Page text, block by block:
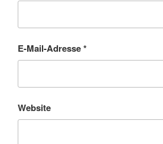
E-Mail-Adresse*
Website